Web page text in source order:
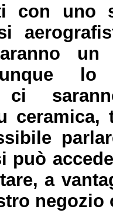
con uno
un
ci
a
negozio